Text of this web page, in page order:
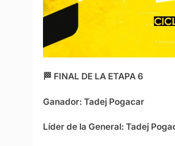
🏁 FINAL DE LA ETAPA 6
Ganador: Tadej Pogacar
Líder de la General: Tadej